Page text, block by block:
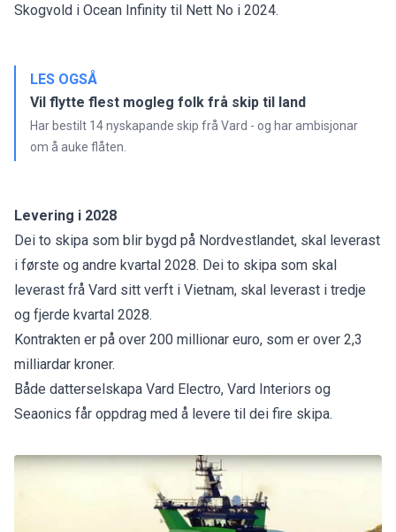
Skogvold i Ocean Infinity til Nett No i 2024.
LES OGSÅ
Vil flytte flest mogleg folk frå skip til land
Har bestilt 14 nyskapande skip frå Vard - og har ambisjonar
om å auke flåten.
Levering i 2028
Dei to skipa som blir bygd på Nordvestlandet, skal leverast
i første og andre kvartal 2028. Dei to skipa som skal
leverast frå Vard sitt verft i Vietnam, skal leverast i tredje
og fjerde kvartal 2028.
Kontrakten er på over 200 millionar euro, som er over 2,3
milliardar kroner.
Både datterselskapa Vard Electro, Vard Interiors og
Seaonics får oppdrag med å levere til dei fire skipa.